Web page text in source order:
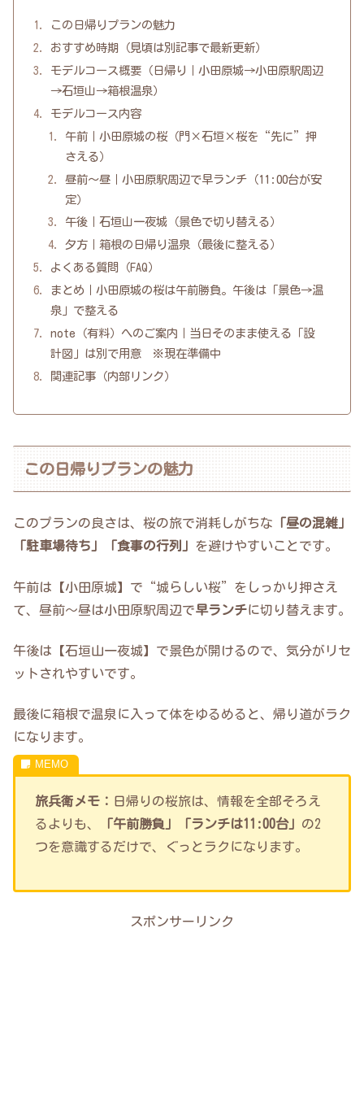
この日帰りプランの魅力
おすすめ時期（見頃は別記事で最新更新）
モデルコース概要（日帰り｜小田原城→小田原駅周辺
→石垣山→箱根温泉）
モデルコース内容
午前｜小田原城の桜（門×石垣×桜を“先に”押
さえる）
昼前〜昼｜小田原駅周辺で早ランチ（11:00台が安
定）
午後｜石垣山一夜城（景色で切り替える）
夕方｜箱根の日帰り温泉（最後に整える）
よくある質問（FAQ）
まとめ｜小田原城の桜は午前勝負。午後は「景色→温
泉」で整える
note（有料）へのご案内｜当日そのまま使える「設
計図」は別で用意 ※現在準備中
関連記事（内部リンク）
この日帰りプランの魅力
このプランの良さは、桜の旅で消耗しがちな 「昼の混雑」
「駐車場待ち」「食事の行列」 を避けやすいことです。
午前は【小田原城】で“城らしい桜”をしっかり押さえ
て、昼前〜昼は小田原駅周辺で早ランチに切り替えます。
午後は【石垣山一夜城】で景色が開けるので、気分がリセ
ットされやすいです。
最後に箱根で温泉に入って体をゆるめると、帰り道がラク
になります。
旅兵衛メモ： 日帰りの桜旅は、情報を全部そろえ
るよりも、
「午前勝負」「ランチは11:00台」 の2
つを意識するだけで、ぐっとラクになります。
スポンサーリンク